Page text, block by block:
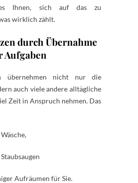
es Ihnen, sich auf das zu
wirklich zählt.
durch Übernahme
übernehmen nicht nur die
auch viele andere alltägliche
Zeit in Anspruch nehmen. Das
Aufräumen für Sie.